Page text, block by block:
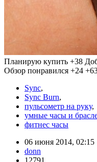
Планирую купить +38
Обзор понравился +24
Sync,
Sync Burn,
пульсометр на руку,
умные часы и
фитнес часы
06 июня 2014, 02:15
donn
12791